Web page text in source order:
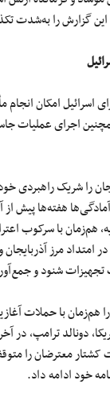
این گزارش را به‌شدت
اسرائیل امکان
اجرای عملیات
را شریک راهبردی خود
هفته‌ها پیش
هم‌زمان با سرکوب
امتداد مرز
شنود و
هم‌زمان با حملات
دونالد ترامپ، در
کشتار معترضان را
خود ادامه داد.